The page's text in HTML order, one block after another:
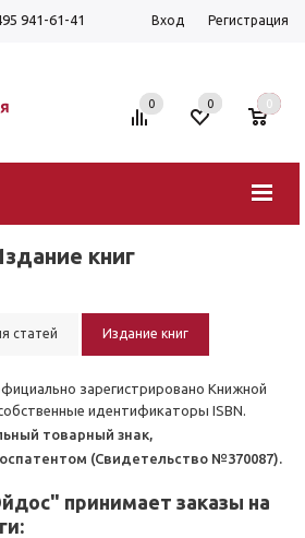
941-61-41 Вход Регистрация
0 0 0
книг
статей Издание книг
зарегистрировано Книжной
идентификаторы ISBN.
товарный знак,
(Свидетельство №370087).
принимает заказы на